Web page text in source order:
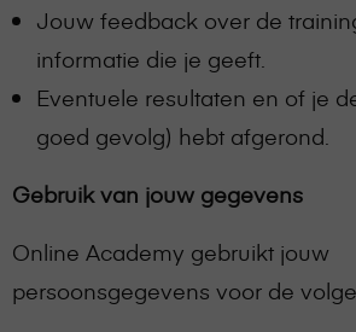
Jouw feedback over de
informatie die je geeft.
Eventuele resultaten en of je
goed gevolg) hebt afgerond.
Gebruik van jouw gegevens
Online Academy gebruikt jouw
persoonsgegevens voor de